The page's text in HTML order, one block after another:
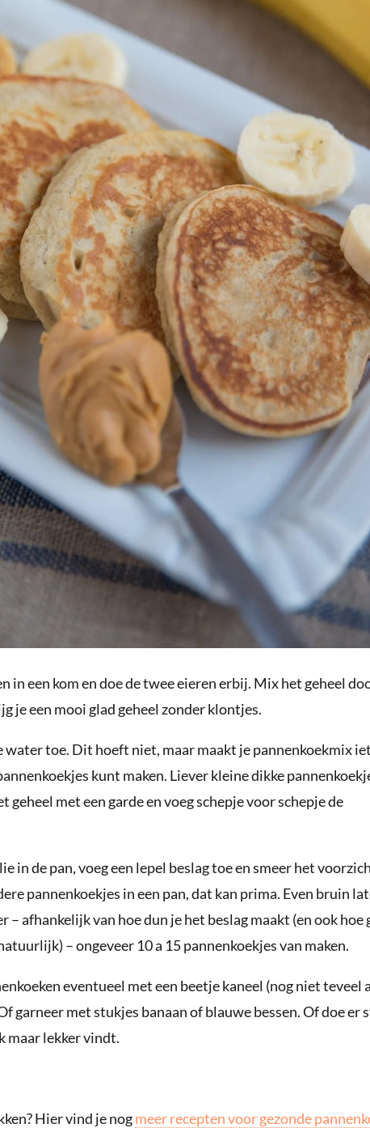
in een kom en doe de twee eieren erbij. Mix het geheel
je een mooi glad geheel zonder klontjes.
water toe. Dit hoeft niet, maar maakt je pannenkoekmix
kunt maken. Liever kleine dikke
geheel met een garde en voeg schepje voor schepje de
in de pan, voeg een lepel beslag toe en smeer het
pannenkoekjes in een pan, dat kan prima. Even bruin
– afhankelijk van hoe dun je het beslag maakt (en ook hoe
– ongeveer 10 a 15 pannenkoekjes van maken.
eventueel met een beetje kaneel (nog niet teveel
garneer met stukjes banaan of blauwe bessen. Of doe er
maar lekker vindt.
Hier vind je nogmeer recepten voor gezonde